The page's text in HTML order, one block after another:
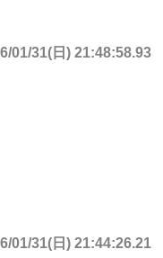
01/31(日) 21:48:58.93
01/31(日) 21:44:26.21